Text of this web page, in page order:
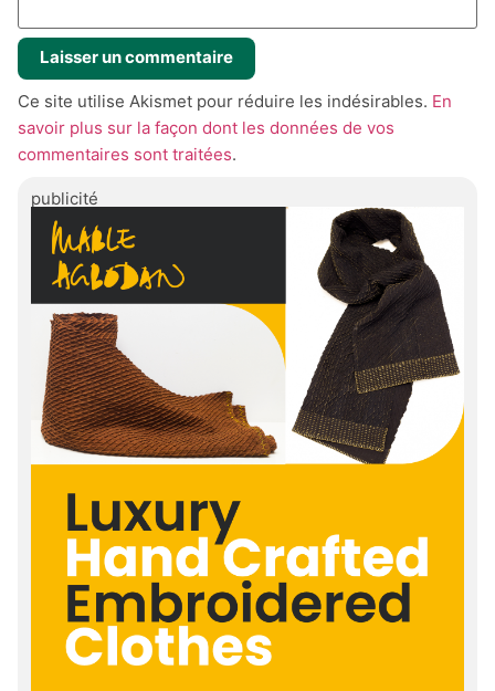
Ce site utilise Akismet pour réduire les indésirables. En
savoir plus sur la façon dont les données de vos
commentaires sont traitées.
publicité